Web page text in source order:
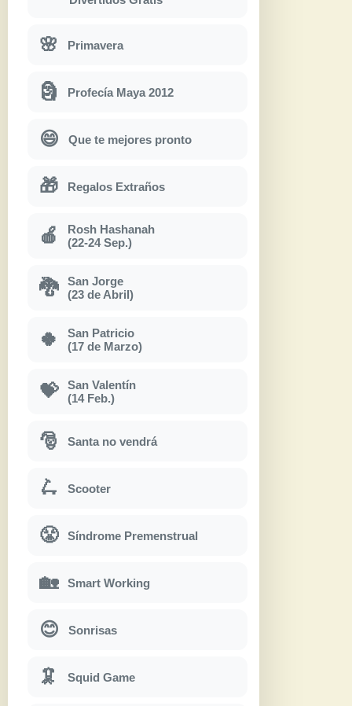
🌸 Primavera
🗿 Profecía Maya 2012
😄 Que te mejores pronto
🎁 Regalos Extraños
🍎
Rosh Hashanah
(22-24 Sep.)
🐉
San Jorge
(23 de Abril)
🍀
San Patricio
(17 de Marzo)
💝
San Valentín
(14 Feb.)
🎅 Santa no vendrá
🛴 Scooter
😤 Síndrome Premenstrual
🏡 Smart Working
😊 Sonrisas
🦑 Squid Game